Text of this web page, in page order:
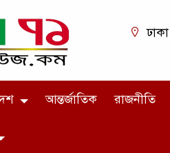
ঢাকা
আন্তর্জাতিক রাজনীতি